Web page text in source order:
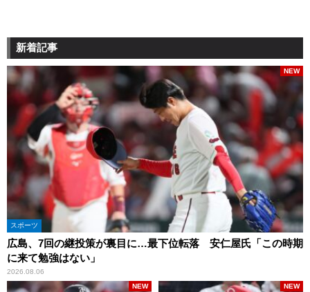
新着記事
スポーツ
広島、7回の継投策が裏目に…最下位転落 安仁屋氏「この時期
に来て勉強はない」
2026.08.06
NEW
NEW NEW